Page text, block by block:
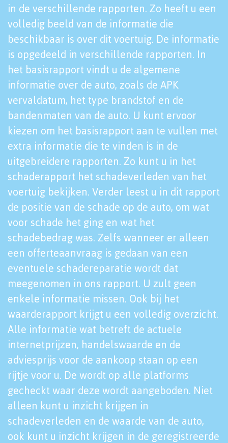
in de verschillende rapporten. Zo heeft u een
volledig beeld van de informatie die
beschikbaar is over dit voertuig. De informatie
is opgedeeld in verschillende rapporten. In
het basisrapport vindt u de algemene
informatie over de auto, zoals de APK
vervaldatum, het type brandstof en de
bandenmaten van de auto. U kunt ervoor
kiezen om het basisrapport aan te vullen met
extra informatie die te vinden is in de
uitgebreidere rapporten. Zo kunt u in het
schaderapport het schadeverleden van het
voertuig bekijken. Verder leest u in dit rapport
de positie van de schade op de auto, om wat
voor schade het ging en wat het
schadebedrag was. Zelfs wanneer er alleen
een offerteaanvraag is gedaan van een
eventuele schadereparatie wordt dat
meegenomen in ons rapport. U zult geen
enkele informatie missen. Ook bij het
waarderapport krijgt u een volledig overzicht.
Alle informatie wat betreft de actuele
internetprijzen, handelswaarde en de
adviesprijs voor de aankoop staan op een
rijtje voor u. De wordt op alle platforms
gecheckt waar deze wordt aangeboden. Niet
alleen kunt u inzicht krijgen in
schadeverleden en de waarde van de auto,
ook kunt u inzicht krijgen in de geregistreerde